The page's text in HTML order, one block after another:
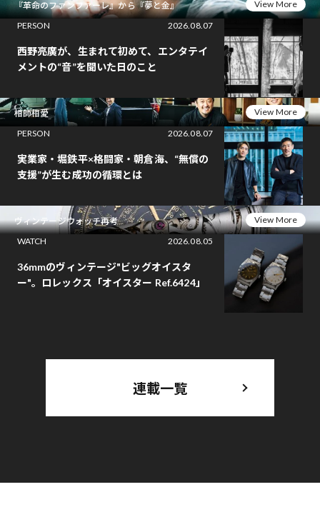
『革命のファンファーレ』から『夢と金』
View More
PERSON
2026.08.07
西野亮廣が、生まれて初めて、エンタテイ
メントの“音”を聞いた日のこと
相師相愛
View More
PERSON
2026.08.07
実業家・堀鉄平×格闘家・朝倉海、“無償の
支援”が生む成功の循環とは
ヴィンテージウォッチ再考
View More
WATCH
2026.08.05
36mmのヴィンテージ"ビッグオイスタ
ー"。ロレックス「オイスター Ref.6424」
連載一覧